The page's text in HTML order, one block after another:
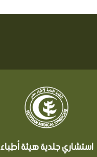
استشاري جلدية هيئة أطباء